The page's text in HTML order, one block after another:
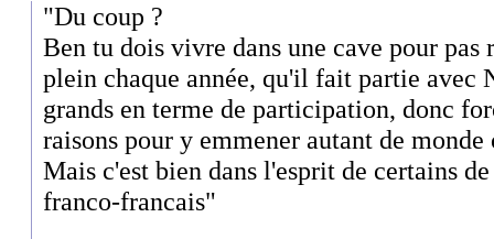
"Du coup ?
Ben tu dois vivre dans une cave pour pas
plein chaque année, qu'il fait partie avec
grands en terme de participation, donc
raisons pour y emmener autant de monde
Mais c'est bien dans l'esprit de certains
franco-francais"